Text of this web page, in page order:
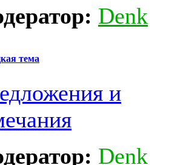
Denk
тема
и
Denk